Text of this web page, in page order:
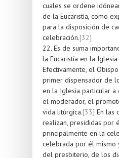
cuales se ordene
de la Eucaristía, como
para la disposición de
celebración.[32]
22. Es de suma
la Eucaristía en la
Efectivamente, el
primer dispensador de
en la Iglesia particular a
el moderador, el
vida litúrgica.[33] En las
realizan, presididas por
principalmente en la
celebrada por él mismo
del presbiterio, de los